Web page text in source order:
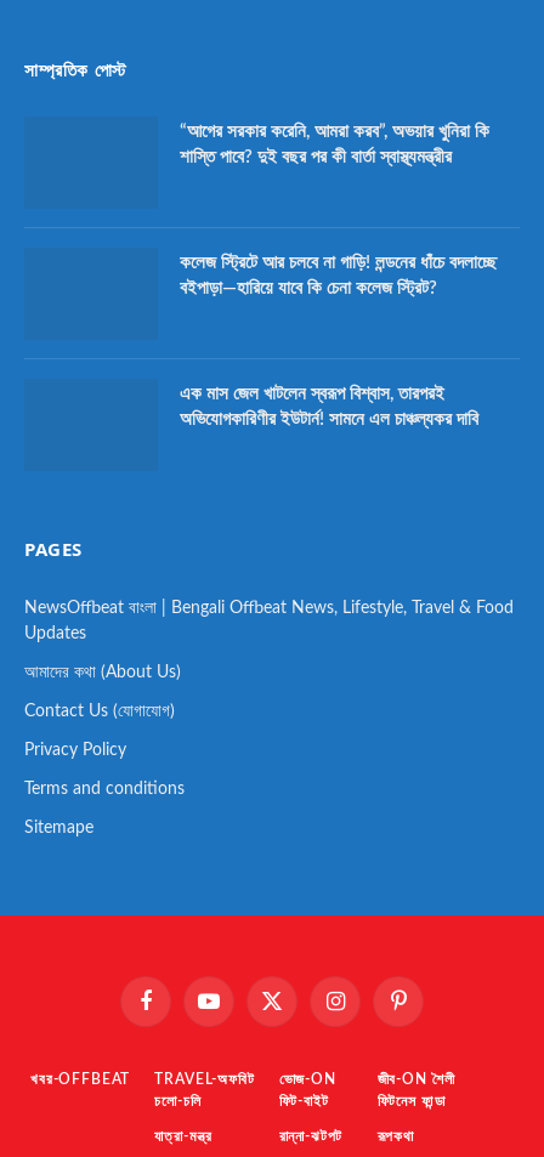
সাম্প্রতিক পোস্ট
“আগের সরকার করেনি, আমরা করব”, অভয়ার খুনিরা কি
শাস্তি পাবে? দুই বছর পর কী বার্তা স্বাস্থ্যমন্ত্রীর
কলেজ স্ট্রিটে আর চলবে না গাড়ি! লন্ডনের ধাঁচে বদলাচ্ছে
বইপাড়া—হারিয়ে যাবে কি চেনা কলেজ স্ট্রিট?
এক মাস জেল খাটলেন স্বরূপ বিশ্বাস, তারপরই
অভিযোগকারিণীর ইউটার্ন! সামনে এল চাঞ্চল্যকর দাবি
PAGES
NewsOffbeat বাংলা | Bengali Offbeat News, Lifestyle, Travel & Food
Updates
আমাদের কথা (About Us)
Contact Us (যোগাযোগ)
Privacy Policy
Terms and conditions
Sitemape
FacebookYouTube X
InstagramPinterest
খবর-OFFBEAT
TRAVEL-অফবিট
চলো-চলি
যাত্রা-মন্ত্র
ভোজ-ON
ফিট-বাইট
রান্না-ঝটপট
জীব-ON শৈলী
ফিটনেস ফান্ডা
রূপকথা